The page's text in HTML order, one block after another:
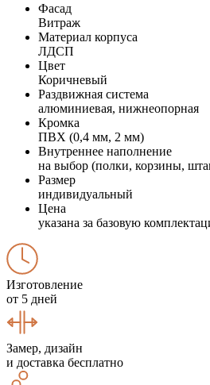
Фасад
Витраж
Материал корпуса
ЛДСП
Цвет
Коричневый
Раздвижная система
алюминиевая, нижнеопорная
Кромка
ПВХ (0,4 мм, 2 мм)
Внутреннее наполнение
на выбор (полки, корзины,
Размер
индивидуальный
Цена
указана за базовую
Изготовление
от 5 дней
Замер, дизайн
и доставка бесплатно